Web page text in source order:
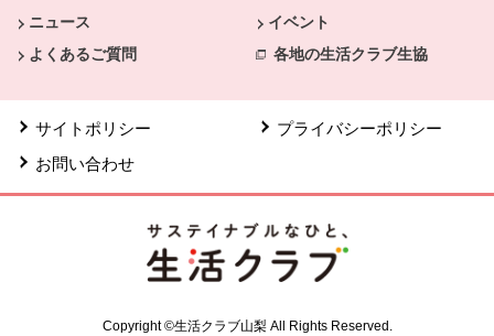
ニュース
イベント
よくあるご質問
各地の生活クラブ生協
サイトポリシー
プライバシーポリシー
お問い合わせ
Copyright ©生活クラブ山梨 All Rights Reserved.